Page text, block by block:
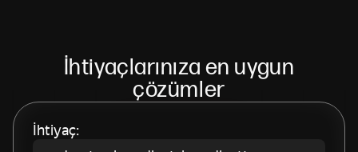
İhtiyaçlarınıza en uygun
çözümler
İhtiyaç: